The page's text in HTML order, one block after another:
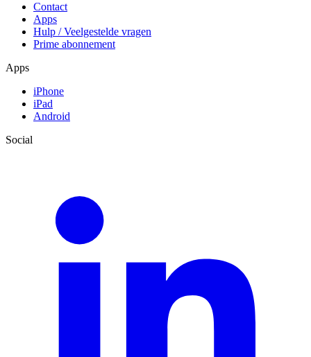
Contact
Apps
Hulp / Veelgestelde vragen
Prime abonnement
Apps
iPhone
iPad
Android
Social